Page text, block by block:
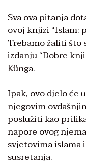
Sva ova pitanja
ovoj knjizi “Islam:
Trebamo žaliti što
izdanju “Dobre
Künga.
Ipak, ovo djelo će
njegovim
poslužiti kao
napore ovog
svjetovima islama
susretanja.